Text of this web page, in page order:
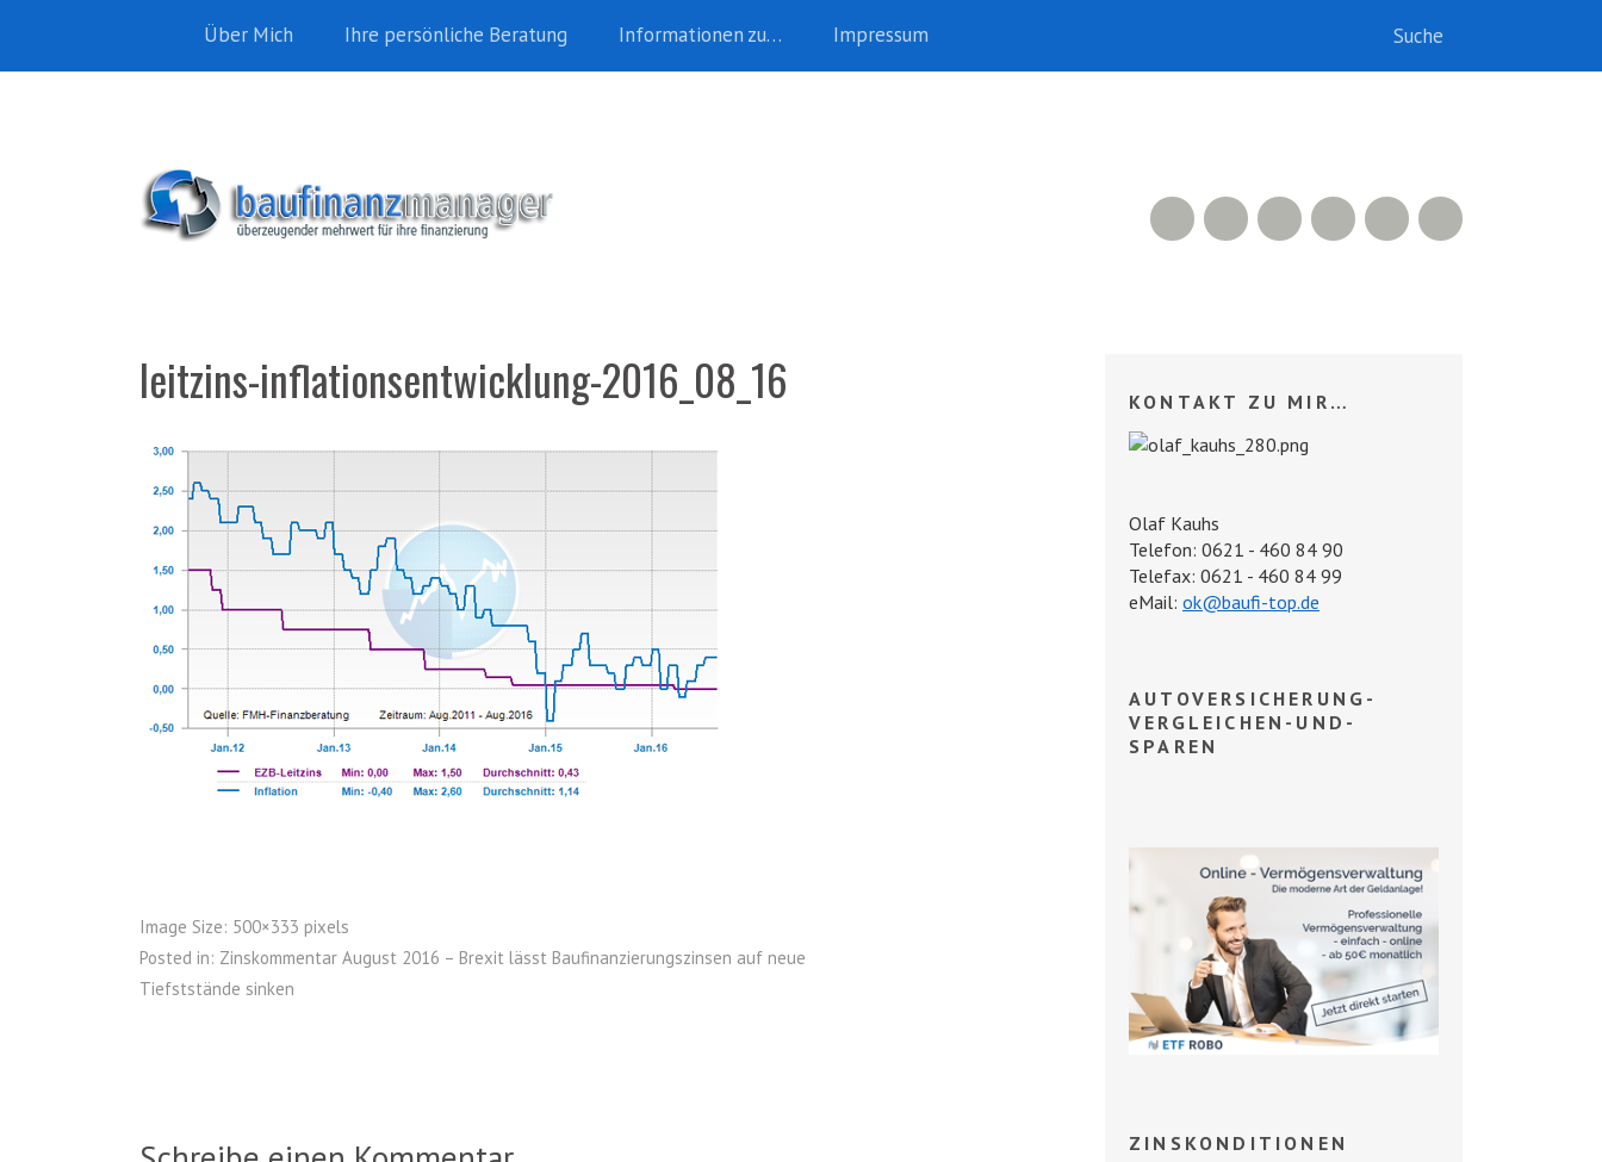
Über Mich Ihre persönliche Beratung Informationen zu… Impressum
Facebook
500px
LinkedIn
Xing
RSS Feed
leitzins-inflationsentwicklung-2016_08_16
Image Size: 500×333 pixels
Posted in: Zinskommentar August 2016 – Brexit lässt Baufinanzierungszinsen auf neue
Tiefststände sinken
KONTAKT ZU MIR…
Olaf Kauhs
Telefon: 0621 - 460 84 90
Telefax: 0621 - 460 84 99
eMail: ok@baufi-top.de
AUTOVERSICHERUNG-
VERGLEICHEN-UND-
SPAREN
ZINSKONDITIONEN